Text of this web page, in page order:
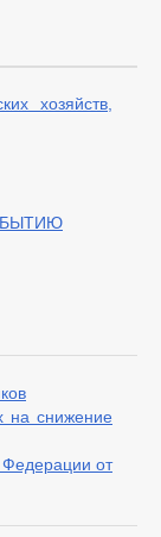
хозяйств,
на снижение
Федерации от